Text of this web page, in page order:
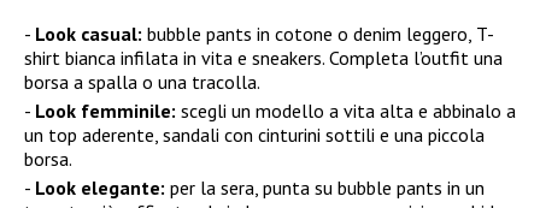
Look casual: bubble pants in cotone o denim leggero, T-
shirt bianca infilata in vita e sneakers. Completa l’outfit una
borsa a spalla o una tracolla.
Look femminile: scegli un modello a vita alta e abbinalo a
un top aderente, sandali con cinturini sottili e una piccola
borsa.
Look elegante: per la sera, punta su bubble pants in un